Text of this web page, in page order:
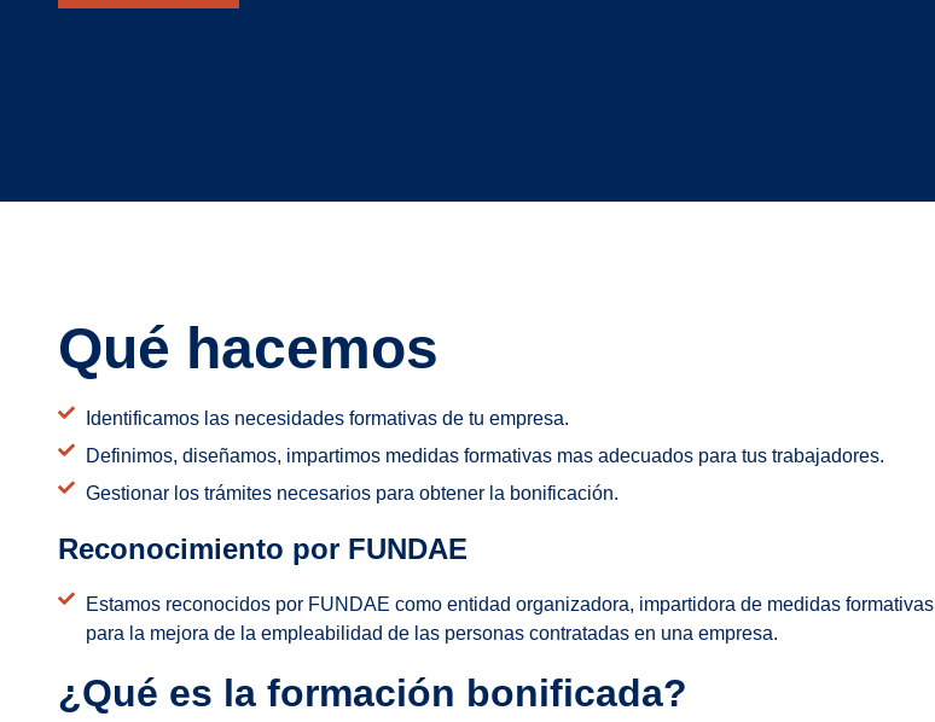
Qué hacemos
Identificamos las necesidades formativas de tu empresa.
Definimos, diseñamos, impartimos medidas formativas mas adecuados para tus trabajadores.
Gestionar los trámites necesarios para obtener la bonificación.
Reconocimiento por FUNDAE
Estamos reconocidos por FUNDAE como entidad organizadora, impartidora de medidas formativas
para la mejora de la empleabilidad de las personas contratadas en una empresa.
¿Qué es la formación bonificada?